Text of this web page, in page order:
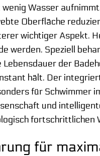
Wasser
Oberfläche
wichtiger Aspekt.
werden. Speziell
Lebensdauer der
hält. Der
für Schwimmer
und
fortschrittlichen
für